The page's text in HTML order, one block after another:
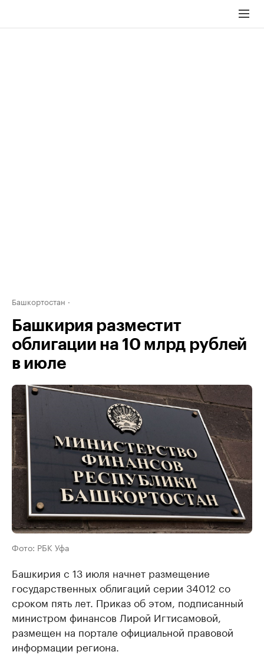
Башкортостан
Башкирия разместит
облигации на 10 млрд рублей
в июле
Фото: РБК Уфа
Башкирия с 13 июля начнет размещение
государственных облигаций серии 34012 со
сроком пять лет. Приказ об этом, подписанный
министром финансов Лирой Игтисамовой,
размещен на портале официальной правовой
информации региона.